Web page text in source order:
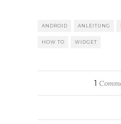
ANDROID ANLEITUNG
HOW TO WIDGET
1